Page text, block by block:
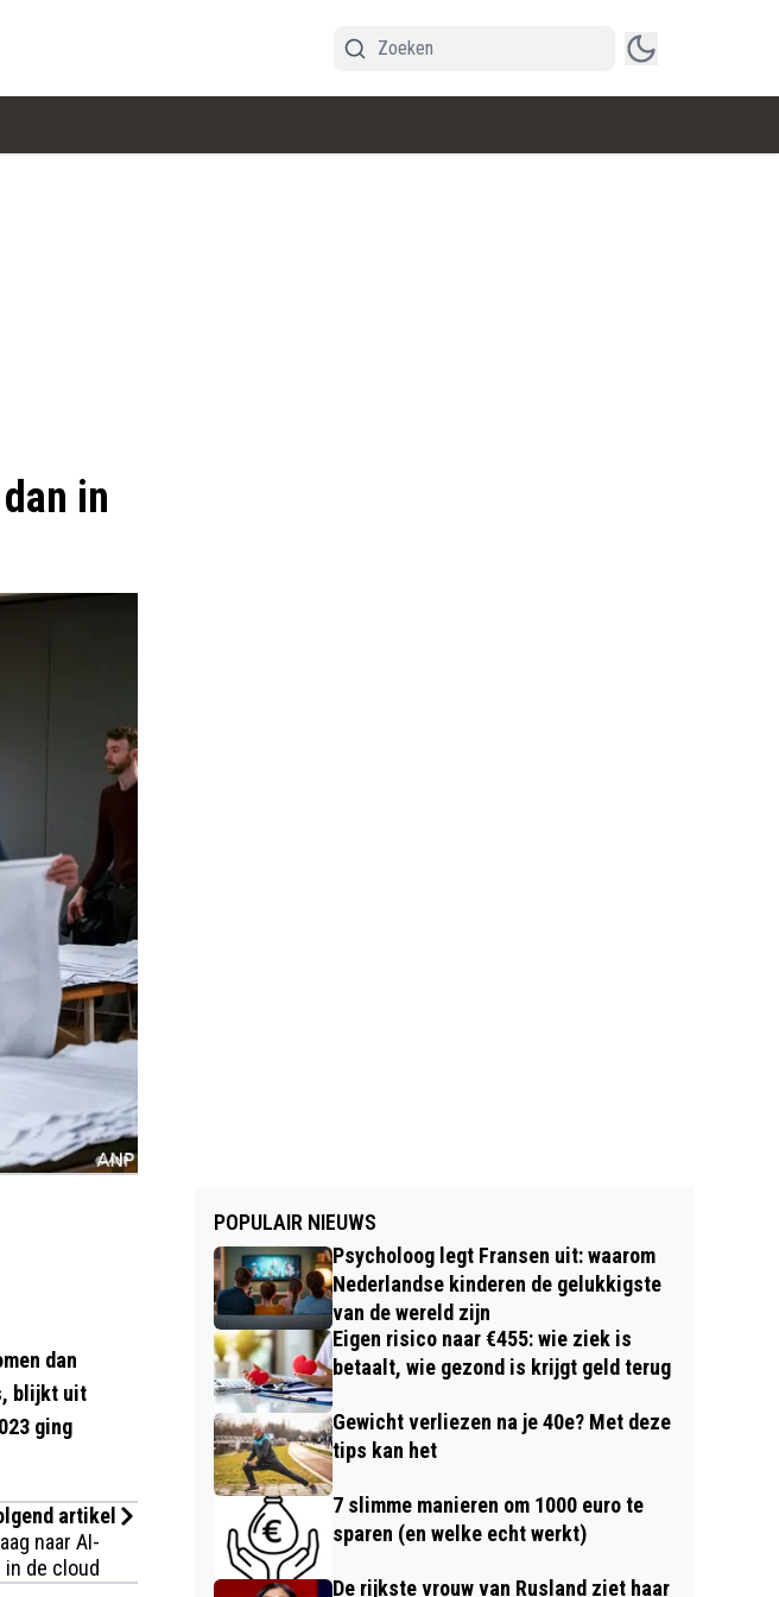
in
dan
blijkt uit
ging
artikel
naar AI-
de cloud
POPULAIR NIEUWS
Psycholoog legt Fransen uit: waarom
Nederlandse kinderen de gelukkigste
van de wereld zijn
Eigen risico naar €455: wie ziek is
betaalt, wie gezond is krijgt geld terug
Gewicht verliezen na je 40e? Met deze
tips kan het
7 slimme manieren om 1000 euro te
sparen (en welke echt werkt)
De rijkste vrouw van Rusland ziet haar